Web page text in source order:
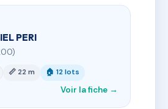
PERI
📏 22 m 🏠 12 lots
Voir la fiche →